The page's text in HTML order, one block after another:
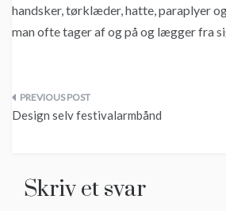
handsker, tørklæder, hatte, paraplyer
man ofte tager af og på og lægger fra
Indlægsnavigation
Design selv festivalarmbånd
Skriv et svar